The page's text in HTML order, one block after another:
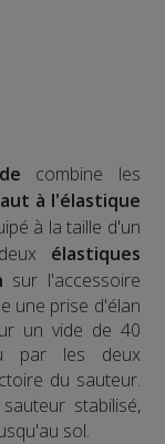
combine les
à l'élastique
à la taille d'un
élastiques
sur l'accessoire
une prise d'élan
un vide de 40
par les deux
du sauteur.
stabilisé,
sol.